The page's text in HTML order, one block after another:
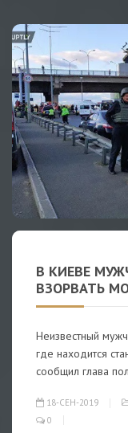
В КИЕВЕ
ВЗОРВАТЬ
Неизвестный
где находится
сообщил глава
18-СЕН-2019
0